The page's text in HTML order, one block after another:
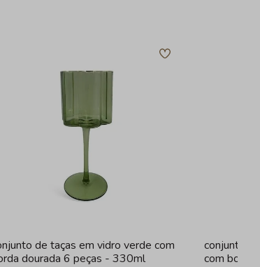
de taças em vidro verde com
dourada 6 peças - 330ml
conjunto
com borda